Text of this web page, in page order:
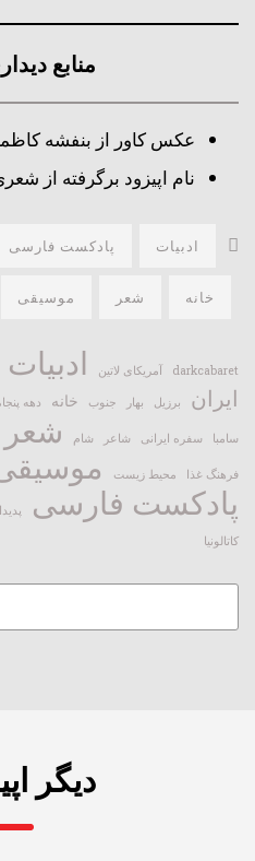
منابع
عکس کاور از بنفشه
نام اپیزود برگرفته از
ادبیات پادکست فارسی
خانه شعر موسیقی
darkcabaret آمریکای لاتین ادبیات
ایران برزیل بهار جنوب خانه دهه
سامبا سفره ایرانی شاعر شام شعر
فرهنگ غذا محیط زیست
پادکست فارسی
کاتالونیا
دیگر